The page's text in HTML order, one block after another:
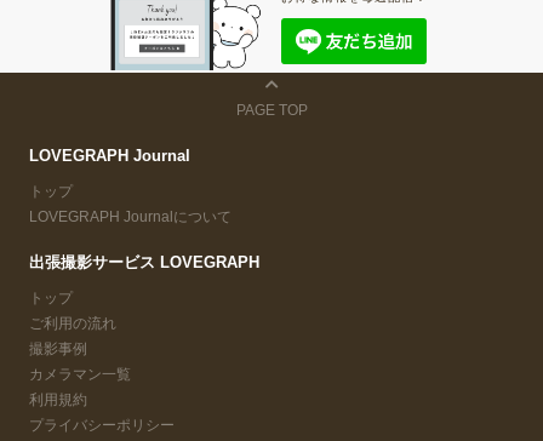
PAGE TOP
LOVEGRAPH Journal
トップ
LOVEGRAPH Journalについて
出張撮影サービス LOVEGRAPH
トップ
ご利用の流れ
撮影事例
カメラマン一覧
利用規約
プライバシーポリシー